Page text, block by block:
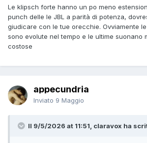
Le klipsch forte hanno un po meno
punch delle le JBL a parità di potenza,
giudicare con le tue orecchie. Ovviamente
sono evolute nel tempo e le ultime suonano
costose
appecundria
Inviato 9 Maggio
Il 9/5/2026 at 11:51, claravox ha